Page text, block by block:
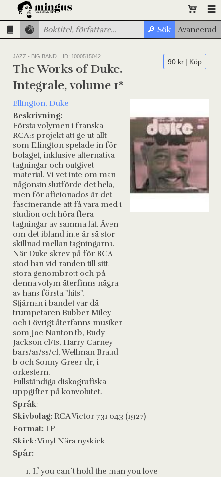
JAZZ - BIG BAND ID: 1000515042
90 kr | Köp
The Works of Duke.
Integrale, volume 1*
Ellington, Duke
Beskrivning:
Första volymen i franska
RCA:s projekt att ge ut allt
som Ellington spelade in för
bolaget, inklusive alternativa
tagningar och outgivet
material. Vi vet inte om man
någonsin slutförde det hela,
men för aficionados är det
fascinerande att få vara med i
studion och höra flera
tagningar av samma låt. Även
om det ibland inte är så stor
skillnad mellan tagningarna.
När Duke skrev på för RCA
stod han vid randen till sitt
stora genombrott och på
denna volym återfinns några
av hans första "hits".
Stjärnan i bandet var då
trumpetaren Bubber Miley
och i övrigt återfanns musiker
som Joe Nanton tb, Rudy
Jackson cl/ts, Harry Carney
bars/as/ss/cl, Wellman Braud
b och Sonny Greer dr, i
orkestern.
Fullständiga diskografiska
uppgifter på konvolutet.
Språk:
Skivbolag: RCA Victor 731 043 (1927)
Format: LP
Skick:Vinyl Nära nyskick
Spår:
If you can´t hold the man you love